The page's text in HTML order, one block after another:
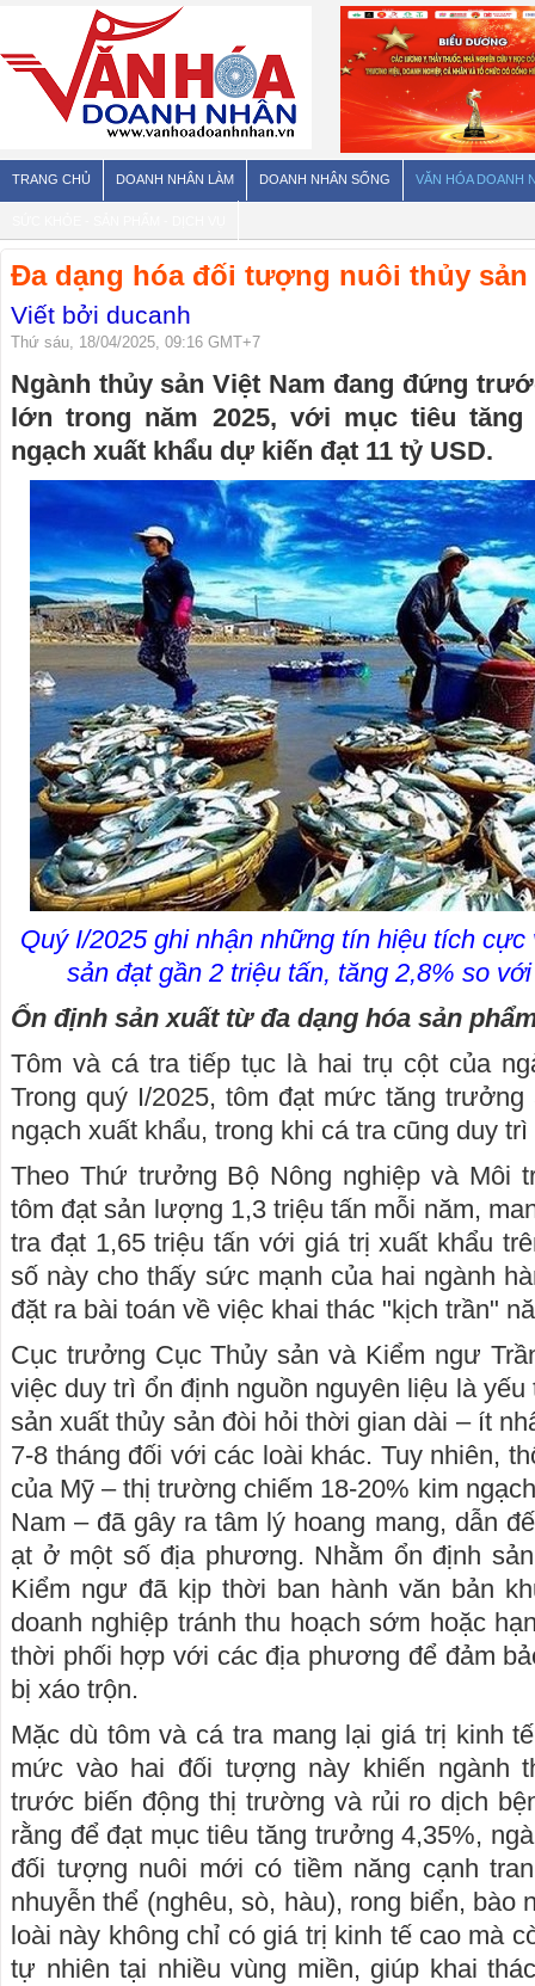
TRANG CHỦ DOANH NHÂN LÀM DOANH NHÂN SỐNG VĂN HÓA DOANH
Đa dạng hóa đối tượng nuôi thủy
Viết bởi ducanh
Thứ sáu, 18/04/2025, 09:16 GMT+7
Ngành thủy sản Việt Nam đang đứng
lớn trong năm 2025, với mục tiêu
ngạch xuất khẩu dự kiến đạt 11 tỷ USD.
Quý I/2025 ghi nhận những tín hiệu tích
sản đạt gần 2 triệu tấn, tăng 2,8% so
Ổn định sản xuất từ đa dạng hóa sản
Tôm và cá tra tiếp tục là hai trụ cột của
Trong quý I/2025, tôm đạt mức tăng
ngạch xuất khẩu, trong khi cá tra cũng duy
Theo Thứ trưởng Bộ Nông nghiệp và Môi
tôm đạt sản lượng 1,3 triệu tấn mỗi năm,
tra đạt 1,65 triệu tấn với giá trị xuất khẩu
số này cho thấy sức mạnh của hai ngành
đặt ra bài toán về việc khai thác "kịch trần"
Cục trưởng Cục Thủy sản và Kiểm ngư
việc duy trì ổn định nguồn nguyên liệu là
sản xuất thủy sản đòi hỏi thời gian dài – ít
7-8 tháng đối với các loài khác. Tuy nhiên,
của Mỹ – thị trường chiếm 18-20% kim
Nam – đã gây ra tâm lý hoang mang, dẫn
ạt ở một số địa phương. Nhằm ổn định
Kiểm ngư đã kịp thời ban hành văn bản
doanh nghiệp tránh thu hoạch sớm hoặc
thời phối hợp với các địa phương để đảm
bị xáo trộn.
Mặc dù tôm và cá tra mang lại giá trị kinh
mức vào hai đối tượng này khiến ngành
trước biến động thị trường và rủi ro dịch
rằng để đạt mục tiêu tăng trưởng 4,35%,
đối tượng nuôi mới có tiềm năng cạnh
nhuyễn thể (nghêu, sò, hàu), rong biển, bào
loài này không chỉ có giá trị kinh tế cao mà
tự nhiên tại nhiều vùng miền, giúp khai